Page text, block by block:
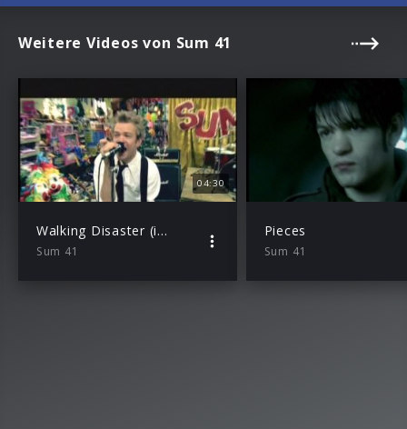
Weitere Videos von Sum 41
04:30
Walking Disaster (incl. Slate)
Sum 41
Pieces
Sum 41